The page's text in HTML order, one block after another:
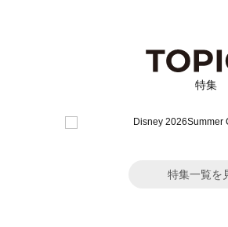
特集
特集一覧を